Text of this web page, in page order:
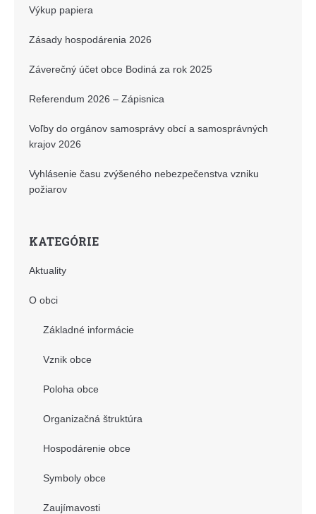
Výkup papiera
Zásady hospodárenia 2026
Záverečný účet obce Bodiná za rok 2025
Referendum 2026 – Zápisnica
Voľby do orgánov samosprávy obcí a samosprávných
krajov 2026
Vyhlásenie času zvýšeného nebezpečenstva vzniku
požiarov
KATEGÓRIE
Aktuality
O obci
Základné informácie
Vznik obce
Poloha obce
Organizačná štruktúra
Hospodárenie obce
Symboly obce
Zaujímavosti